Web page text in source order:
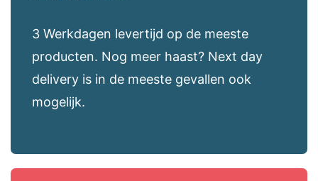
3 Werkdagen levertijd op de meeste
producten. Nog meer haast? Next day
delivery is in de meeste gevallen ook
mogelijk.